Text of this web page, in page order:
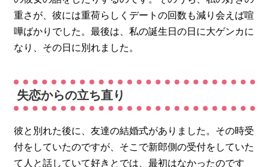
重さが、彼には重荷らしくデートの回数も減り会えば喧
嘩ばかりでした。最後は、私の誕生日の日に大ゲンカに
なり、その日に別れました。
失恋からの立ち直り
彼と別れた後に、友達の結婚式がありました。その時受
付をしていたのですが、そこで新郎側の受付をしていた
て人と話していて好きとでは、最初はなかったのです